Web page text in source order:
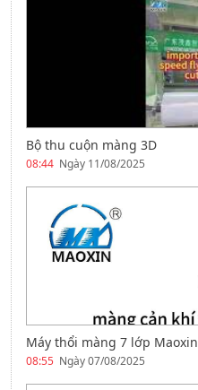
Bộ thu cuộn màng 3D
08:44 Ngày 11/08/2025
Máy thổi màng 7 lớp Maoxin
08:55 Ngày 07/08/2025